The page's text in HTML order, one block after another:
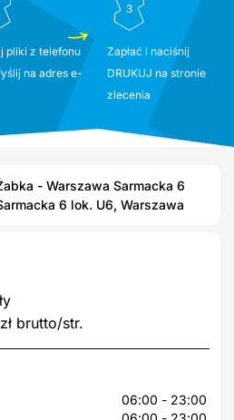
pliki z telefonu
na adres e-
3
Zapłać i naciśnij
DRUKUJ na stronie
zlecenia
- Warszawa Sarmacka 6
6 lok. U6, Warszawa
06:00 - 23:00
brutto/str.